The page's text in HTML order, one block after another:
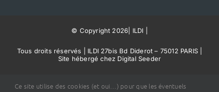
© Copyright 2026 ILDI
Tous droits réservés | ILDI 27bis Bd Diderot – 75012 PARIS |
Site hébergé chez Digital Seeder
Ce site utilise des cookies (et oui…) pour que les éventuels